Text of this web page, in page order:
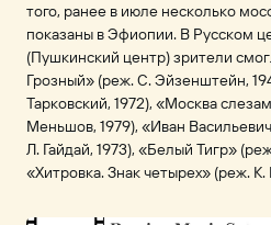
того, ранее в июле несколько
показаны в Эфиопии. В Русском
(Пушкинский центр) зрители
Грозный» (реж. С. Эйзенштейн,
Тарковский, 1972), «Москва
Меньшов, 1979), «Иван
Л. Гайдай, 1973), «Белый Тигр»
«Хитровка. Знак четырех» (реж.